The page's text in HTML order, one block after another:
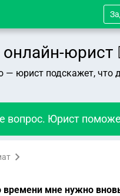
юрист
— юрист подскажет, что
вопрос. Юрист
времени мне нужно